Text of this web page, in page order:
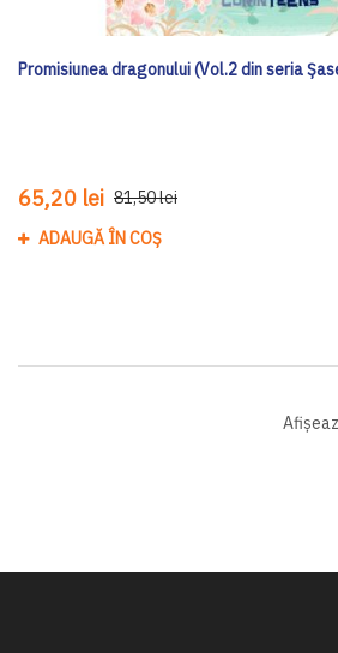
Promisiunea dragonului (Vol.2 din seria
65,20 lei 81,50 lei
ADAUGĂ ÎN COȘ